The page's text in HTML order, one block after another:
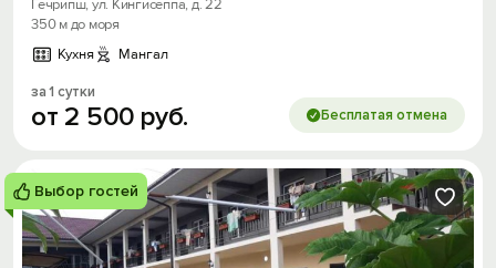
Гечрипш, ул. Кингисеппа, д. 22
350 м до моря
Кухня
Мангал
за 1 сутки
от 2 500 руб. Бесплатая отмена
Выбор гостей